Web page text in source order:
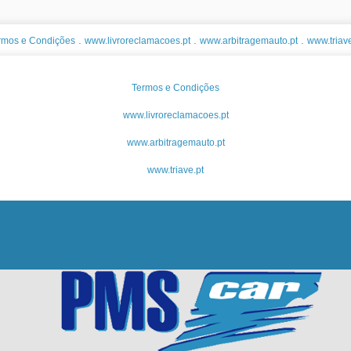
e Condições www.livroreclamacoes.pt www.arbitragemauto.pt
Termos e Condições
www.livroreclamacoes.pt
www.arbitragemauto.pt
www.triave.pt